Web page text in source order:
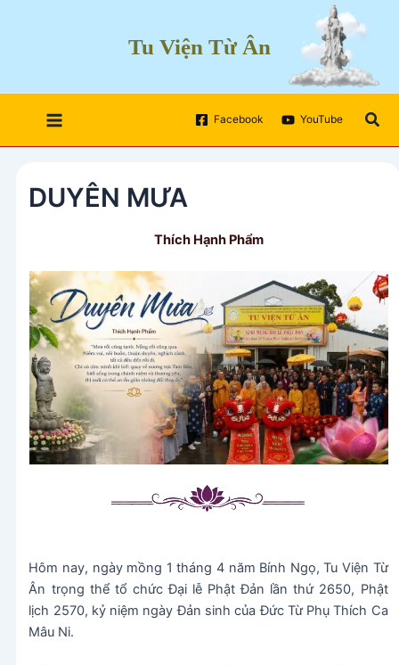
Tu Viện Từ Ân
Facebook YouTube
DUYÊN MƯA
Thích Hạnh Phẩm
Hôm nay, ngày mồng 1 tháng 4 năm Bính Ngọ, Tu Viện Từ
Ân trọng thể tổ chức Đại lễ Phật Đản lần thứ 2650, Phật
lịch 2570, kỷ niệm ngày Đản sinh của Đức Từ Phụ Thích Ca
Mâu Ni.